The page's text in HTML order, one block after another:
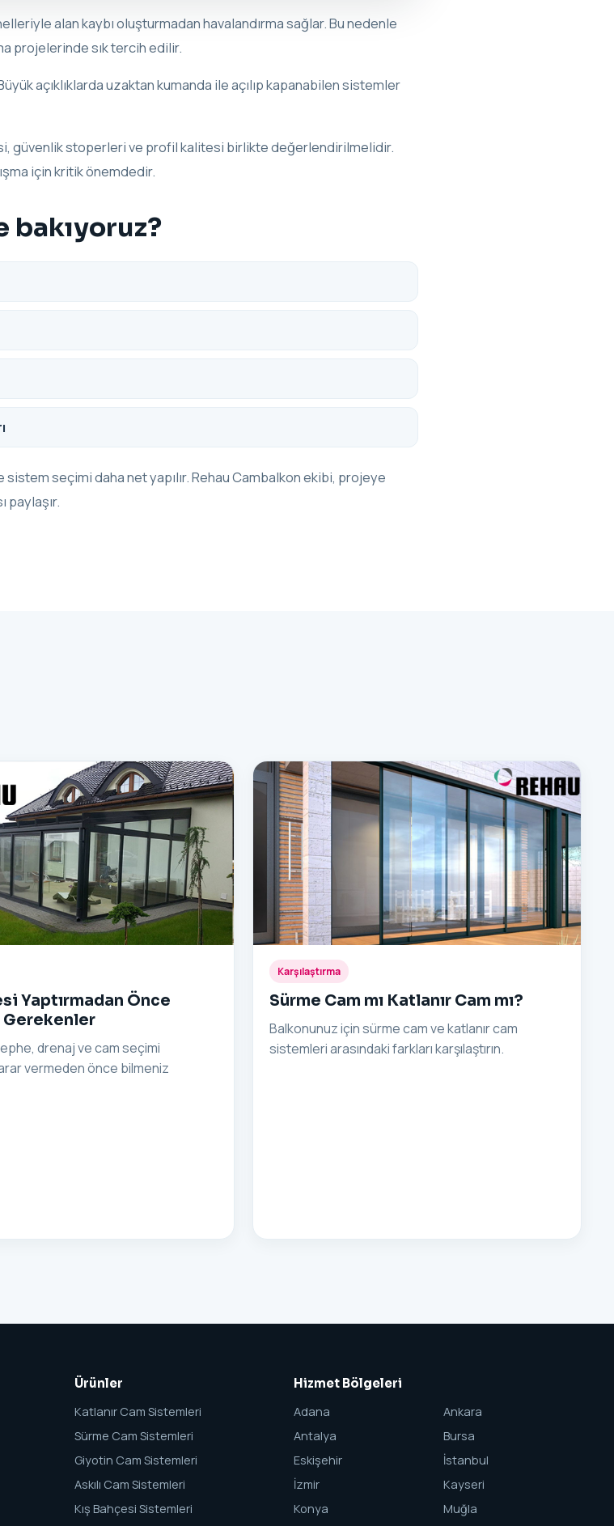
alan kaybı oluşturmadan havalandırma sağlar. Bu nedenle
projelerinde sık tercih edilir.
açıklıklarda uzaktan kumanda ile açılıp kapanabilen sistemler
güvenlik stoperleri ve profil kalitesi birlikte değerlendirilmelidir.
için kritik önemdedir.
bakıyoruz?
seçimi daha net yapılır. Rehau Cambalkon ekibi, projeye
paylaşır.
Yaptırmadan Önce
drenaj ve cam seçimi
vermeden önce bilmeniz
Karşılaştırma
Sürme Cam mı Katlanır Cam mı?
Balkonunuz için sürme cam ve katlanır cam
sistemleri arasındaki farkları karşılaştırın.
Ürünler
Katlanır Cam Sistemleri
Sürme Cam Sistemleri
Giyotin Cam Sistemleri
Askılı Cam Sistemleri
Kış Bahçesi Sistemleri
Hizmet Bölgeleri
Adana
Ankara
Antalya
Bursa
Eskişehir
İstanbul
İzmir
Kayseri
Konya
Muğla